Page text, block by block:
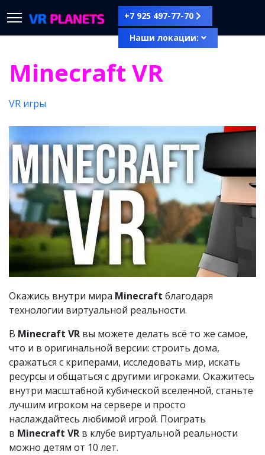
+7 925 497-77-70
Наши локации:
Minecraft VR
VR игры
Окажись внутри мира Minecraft благодаря
технологии виртуальной реальности.
В Minecraft VR вы можете делать всё то же самое,
что и в оригинальной версии: строить дома,
сражаться с криперами, исследовать мир, искать
ресурсы и общаться с другими игроками. Окажитесь
внутри масштабной кубической вселенной, станьте
лучшим игроком на сервере и просто
наслаждайтесь любимой игрой. Поиграть
в Minecraft VR в клубе виртуальной реальности
можно детям от 10 лет.